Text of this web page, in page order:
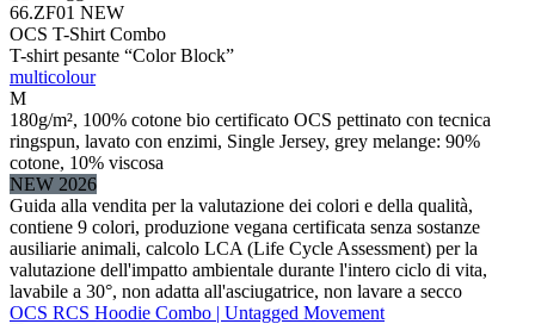
66.ZF01 NEW
OCS T-Shirt Combo
T-shirt pesante “Color Block”
multicolour
M
180g/m², 100% cotone bio certificato OCS pettinato con tecnica
ringspun, lavato con enzimi, Single Jersey, grey melange: 90%
cotone, 10% viscosa
NEW 2026
Guida alla vendita per la valutazione dei colori e della qualità,
contiene 9 colori, produzione vegana certificata senza sostanze
ausiliarie animali, calcolo LCA (Life Cycle Assessment) per la
valutazione dell'impatto ambientale durante l'intero ciclo di vita,
lavabile a 30°, non adatta all'asciugatrice, non lavare a secco
OCS RCS Hoodie Combo | Untagged Movement